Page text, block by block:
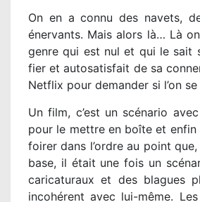
On en a connu des navets,
énervants. Mais alors là… Là
genre qui est nul et qui le sait
fier et autosatisfait de sa
Netflix pour demander si l’on
Un film, c’est un scénario
pour le mettre en boîte et
foirer dans l’ordre au point
base, il était une fois un
caricaturaux et des blagues
incohérent avec lui-même.